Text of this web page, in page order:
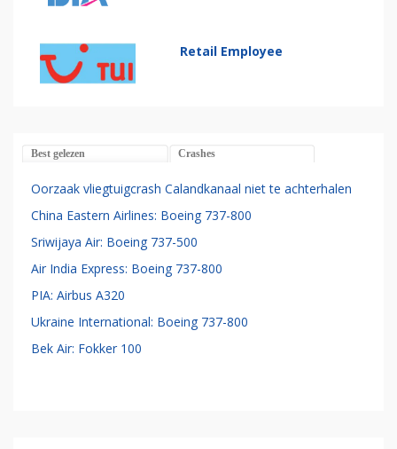
Retail Employee
Best gelezen Crashes
Oorzaak vliegtuigcrash Calandkanaal niet te achterhalen
China Eastern Airlines: Boeing 737-800
Sriwijaya Air: Boeing 737-500
Air India Express: Boeing 737-800
PIA: Airbus A320
Ukraine International: Boeing 737-800
Bek Air: Fokker 100